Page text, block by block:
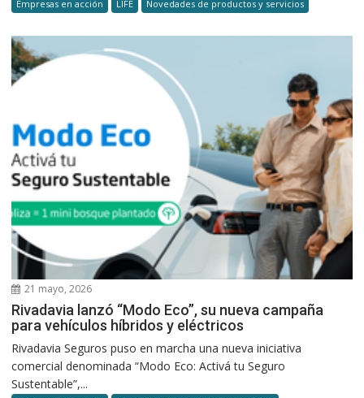
Empresas en acción LIFE Novedades de productos y servicios
21 mayo, 2026
Rivadavia lanzó “Modo Eco”, su nueva campaña
para vehículos híbridos y eléctricos
Rivadavia Seguros puso en marcha una nueva iniciativa
comercial denominada “Modo Eco: Activá tu Seguro
Sustentable”,...